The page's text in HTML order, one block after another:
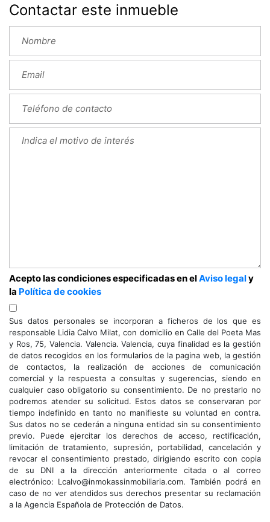
Contactar este inmueble
Acepto las condiciones especificadas en elAviso legaly
la Política de cookies
Sus datos personales se incorporan a ficheros de los que es
responsable Lidia Calvo Milat, con domicilio en Calle del Poeta Mas
y Ros, 75, Valencia. Valencia. Valencia, cuya finalidad es la gestión
de datos recogidos en los formularios de la pagina web, la gestión
de contactos, la realización de acciones de comunicación
comercial y la respuesta a consultas y sugerencias, siendo en
cualquier caso obligatorio su consentimiento. De no prestarlo no
podremos atender su solicitud. Estos datos se conservaran por
tiempo indefinido en tanto no manifieste su voluntad en contra.
Sus datos no se cederán a ninguna entidad sin su consentimiento
previo. Puede ejercitar los derechos de acceso, rectificación,
limitación de tratamiento, supresión, portabilidad, cancelación y
revocar el consentimiento prestado, dirigiendo escrito con copia
de su DNI a la dirección anteriormente citada o al correo
electrónico: Lcalvo@inmokassinmobiliaria.com. También podrá en
caso de no ver atendidos sus derechos presentar su reclamación
a la Agencia Española de Protección de Datos.